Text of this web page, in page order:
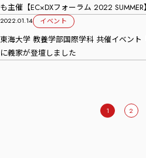
も主催【EC×DXフォーラム 2022
2022.01.14 イベント
東海大学 教養学部国際学科 共催イベント
に義家が登壇しました
1 2